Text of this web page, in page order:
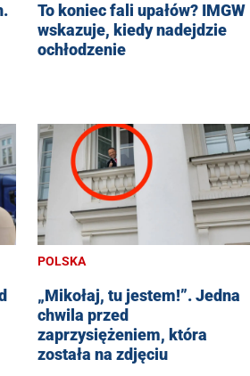
To koniec fali upałów? IMGW
wskazuje, kiedy nadejdzie
ochłodzenie
POLSKA
„Mikołaj, tu jestem!”. Jedna
chwila przed
zaprzysiężeniem, która
została na zdjęciu